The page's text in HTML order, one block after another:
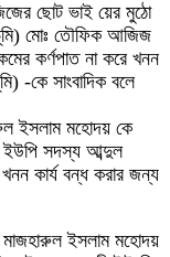
ছোট ভাই য়ের মুঠো
মোঃ তৌফিক আজিজ
কর্ণপাত না করে খনন
-কে সাংবাদিক বলে
ইসলাম মহোদয় কে
ইউপি সদস্য আব্দুল
কার্য বন্ধ করার জন্য
মাজহারুল ইসলাম মহোদয়